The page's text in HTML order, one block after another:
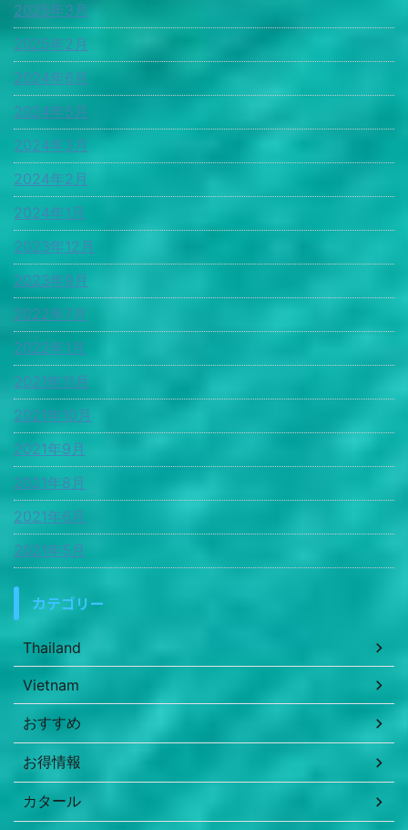
2025年3月
2025年2月
2024年6月
2024年5月
2024年3月
2024年2月
2024年1月
2023年12月
2023年9月
2022年7月
2022年1月
2021年11月
2021年10月
2021年9月
2021年8月
2021年6月
2021年5月
カテゴリー
Thailand
Vietnam
おすすめ
お得情報
カタール